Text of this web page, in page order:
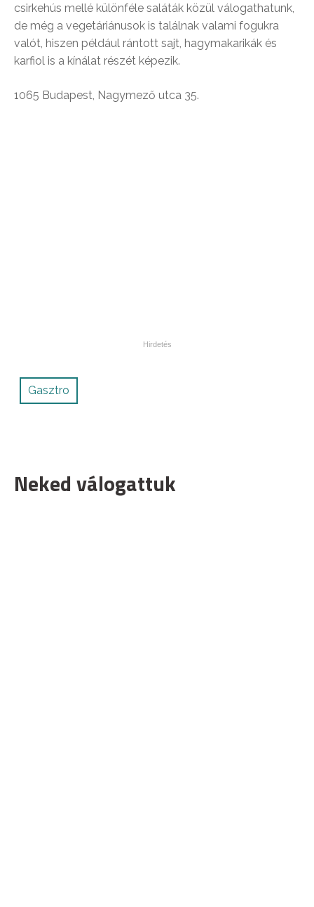
csirkehús mellé különféle saláták közül válogathatunk,
de még a vegetáriánusok is találnak valami fogukra
valót, hiszen például rántott sajt, hagymakarikák és
karfiol is a kínálat részét képezik.
1065 Budapest, Nagymező utca 35.
Gasztro
Neked válogattuk